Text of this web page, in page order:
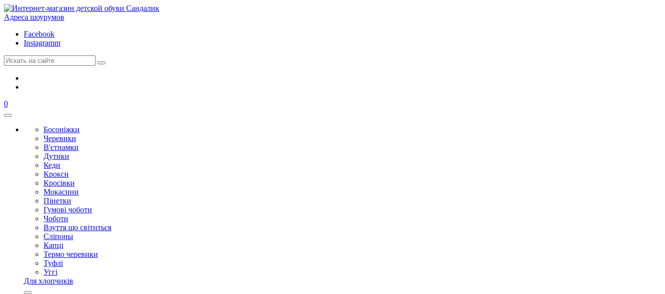
Адреса шоурумов
Facebook
Instagramm
0
Босоніжки
Черевики
В'єтнамки
Дутики
Кеди
Крокси
Кросівки
Мокасини
Пінетки
Гумові чоботи
Чоботи
Взуття що світиться
Сліпоны
Капці
Термо черевики
Туфлі
Уггі
Для хлопчиків